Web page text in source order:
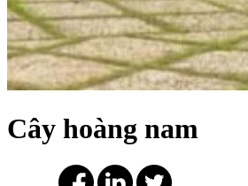
Cây hoàng nam